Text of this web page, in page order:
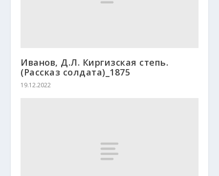
Иванов, Д.Л. Киргизская степь.
(Рассказ солдата)_1875
19.12.2022